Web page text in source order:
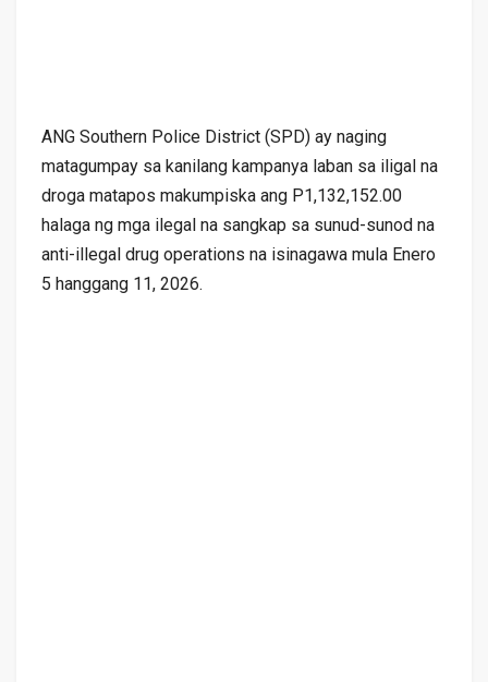
ANG Southern Police District (SPD) ay naging
matagumpay sa kanilang kampanya laban sa iligal na
droga matapos makumpiska ang P1,132,152.00
halaga ng mga ilegal na sangkap sa sunud-sunod na
anti-illegal drug operations na isinagawa mula Enero
5 hanggang 11, 2026.